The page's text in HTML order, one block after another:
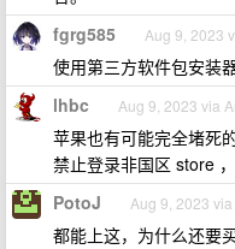
fgrg585 Aug 9, 2023
使用第三方软件包安装
lhbc Aug 9, 2023 via
苹果也有可能完全堵死
禁止登录非国区 store
PotoJ Aug 9, 2023
都能上这，为什么还要